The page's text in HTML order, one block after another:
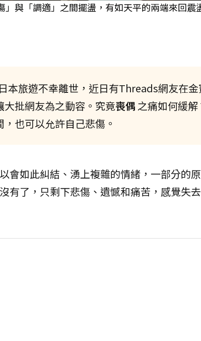
與「調適」之間擺盪，有如天平的兩端來回震
本旅遊不幸離世，近日有Threads網友在
批網友為之動容。究竟喪偶 之痛如何緩
也可以允許自己悲傷。
會如此糾結、湧上複雜的情緒，一部分的
有了，只剩下悲傷、遺憾和痛苦，感覺失